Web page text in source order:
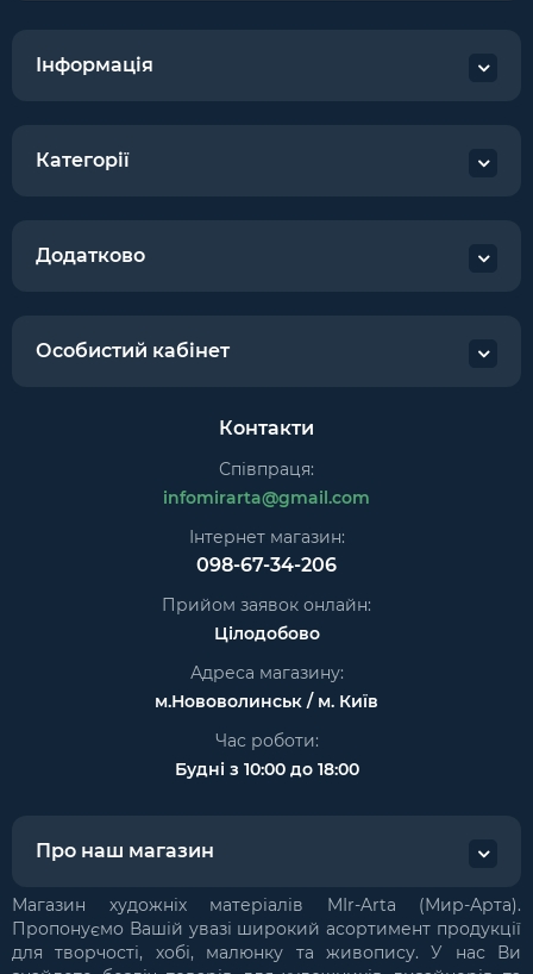
Інформація
Категорії
Додатково
Особистий кабінет
Контакти
Співпраця:
infomirarta@gmail.com
Інтернет магазин:
098-67-34-206
Прийом заявок онлайн:
Цілодобово
Адреса магазину:
м.Нововолинськ / м. Київ
Час роботи:
Будні з 10:00 до 18:00
Про наш магазин
Магазин художніх матеріалів MIr-Arta (Мир-Арта).
Пропонуємо Вашій увазі широкий асортимент продукції
для творчості, хобі, малюнку та живопису. У нас Ви